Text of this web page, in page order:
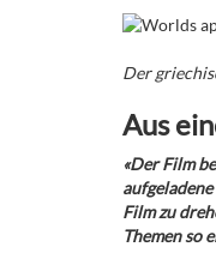
Der
Aus
«Der Film
Film zu
Themen so